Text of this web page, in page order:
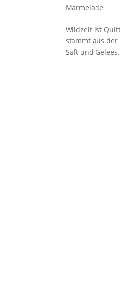
Marmelade
Wildzeit ist
stammt aus der
Saft und